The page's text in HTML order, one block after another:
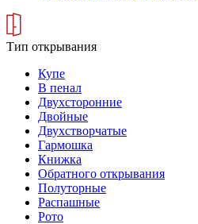
Тип открывания
Купе
В пенал
Двухсторонние
Двойные
Двухстворчатые
Гармошка
Книжка
Обратного открывания
Полуторные
Распашные
Рото